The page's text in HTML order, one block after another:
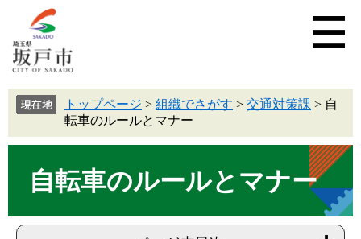
トップページ > 組織でさがす > 交通対策課 > 自
転車のルールとマナー
自転車のルールとマナー